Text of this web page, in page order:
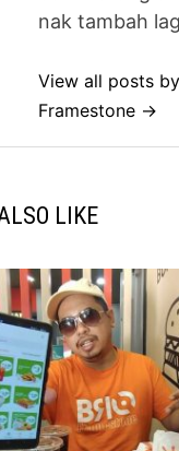
nak tambah
View all posts
Framestone →
LIKE